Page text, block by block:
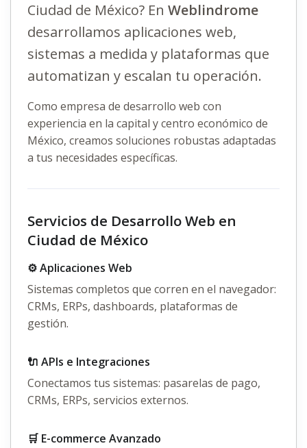
Ciudad de México? En Weblindrome
desarrollamos aplicaciones web,
sistemas a medida y plataformas que
automatizan y escalan tu operación.
Como empresa de desarrollo web con
experiencia en la capital y centro económico de
México, creamos soluciones robustas adaptadas
a tus necesidades específicas.
Servicios de Desarrollo Web en
Ciudad de México
⚙️ Aplicaciones Web
Sistemas completos que corren en el navegador:
CRMs, ERPs, dashboards, plataformas de
gestión.
🔌 APIs e Integraciones
Conectamos tus sistemas: pasarelas de pago,
CRMs, ERPs, servicios externos.
🛒 E-commerce Avanzado